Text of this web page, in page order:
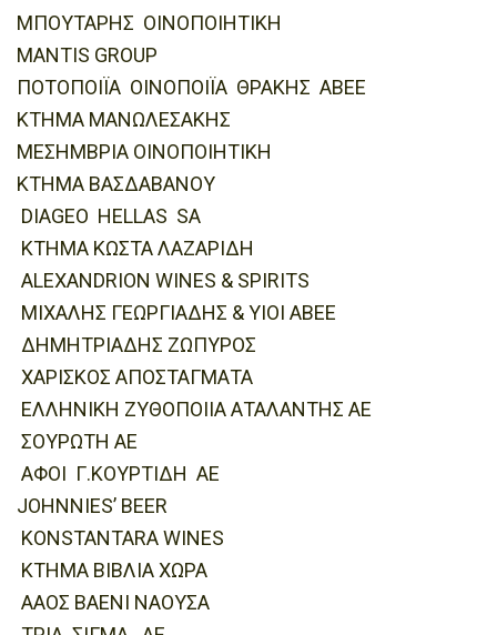
ΜΠΟΥΤΑΡΗΣ ΟΙΝΟΠΟΙΗΤΙΚΗ
MANTIS GROUP
ΠΟΤΟΠΟΙΪΑ ΟΙΝΟΠΟΙΪΑ ΘΡΑΚΗΣ ΑΒΕΕ
ΚΤΗΜΑ ΜΑΝΩΛΕΣΑΚΗΣ
ΜΕΣΗΜΒΡΙΑ ΟΙΝΟΠΟΙΗΤΙΚΗ
ΚΤΗΜΑ ΒΑΣΔΑΒΑΝΟΥ
DIAGΕO HELLAS SA
ΚΤΗΜΑ ΚΩΣΤΑ ΛΑΖΑΡΙΔΗ
ALEXANDRION WINES & SPIRITS
ΜΙΧΑΛΗΣ ΓΕΩΡΓΙΑΔΗΣ & ΥΙΟΙ ΑΒΕΕ
ΔΗΜΗΤΡΙΑΔΗΣ ΖΩΠΥΡΟΣ
ΧΑΡΙΣΚΟΣ ΑΠΟΣΤΑΓΜΑΤΑ
ΕΛΛΗΝΙΚΗ ΖΥΘΟΠΟΙΙΑ ΑΤΑΛΑΝΤΗΣ ΑΕ
ΣΟΥΡΩΤΗ ΑΕ
ΑΦΟΙ Γ.ΚΟΥΡΤΙΔΗ ΑΕ
JOHNNIES’ BEER
KONSTANTARA WINES
ΚΤΗΜΑ ΒΙΒΛΙΑ ΧΩΡΑ
ΑΑΟΣ ΒΑΕΝΙ ΝΑΟΥΣΑ